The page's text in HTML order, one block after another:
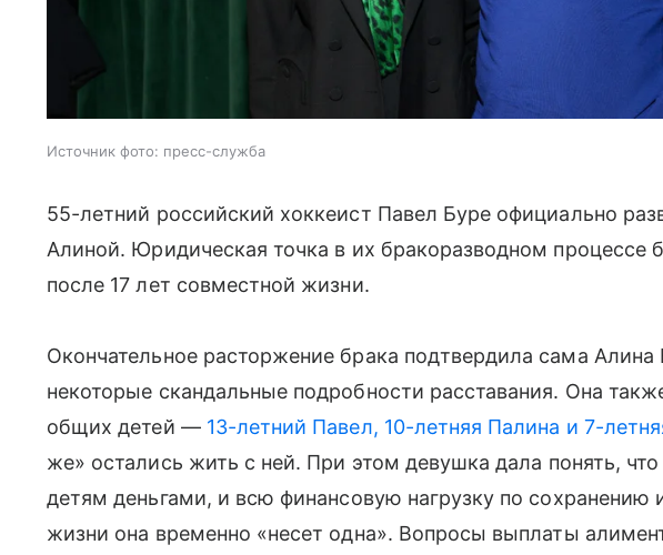
Источник фото: пресс-служба
55-летний российский хоккеист Павел Буре официально
Алиной. Юридическая точка в их бракоразводном процессе
после 17 лет совместной жизни.
Окончательное расторжение брака подтвердила сама
некоторые скандальные подробности расставания. Она
общих детей — 13-летний Павел, 10-летняя Палина и 7-
же» остались жить с ней. При этом девушка дала понять,
детям деньгами, и всю финансовую нагрузку по сохранению
жизни она временно «несет одна». Вопросы выплаты